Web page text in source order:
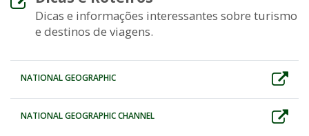
Dicas e informações interessantes sobre turismo
e destinos de viagens.
NATIONAL GEOGRAPHIC
NATIONAL GEOGRAPHIC CHANNEL